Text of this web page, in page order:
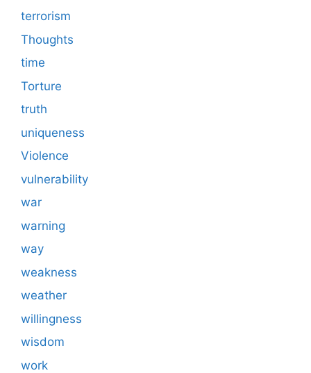
terrorism
Thoughts
time
Torture
truth
uniqueness
Violence
vulnerability
war
warning
way
weakness
weather
willingness
wisdom
work